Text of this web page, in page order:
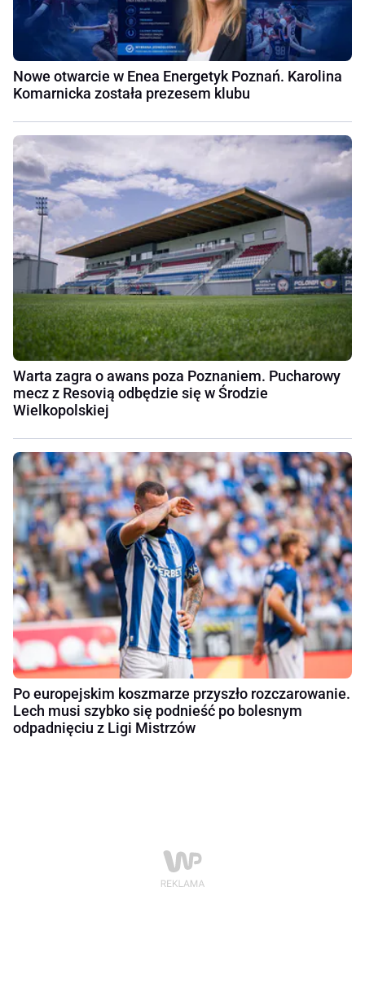
Nowe otwarcie w Enea Energetyk Poznań. Karolina
Komarnicka została prezesem klubu
Warta zagra o awans poza Poznaniem. Pucharowy
mecz z Resovią odbędzie się w Środzie
Wielkopolskiej
Po europejskim koszmarze przyszło rozczarowanie.
Lech musi szybko się podnieść po bolesnym
odpadnięciu z Ligi Mistrzów